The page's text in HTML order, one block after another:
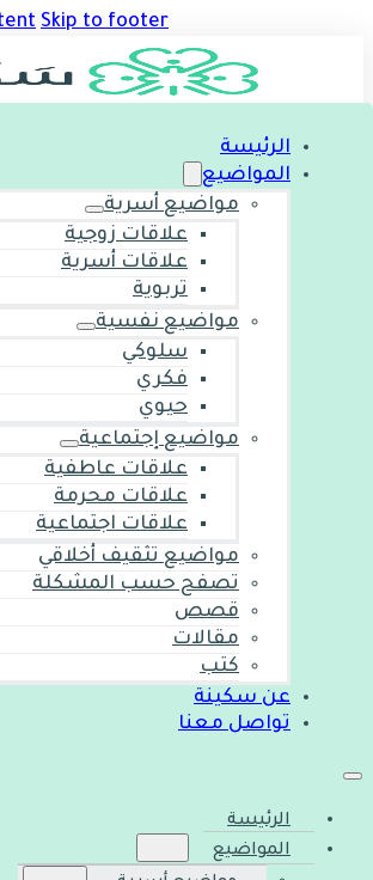
Skip to footer
الرئيسة
المواضيع
مواضيع أسرية
علاقات زوجية
علاقات أسرية
تربوية
مواضيع نفسية
سلوكي
فكري
حيوي
مواضيع إجتماعية
علاقات عاطفية
علاقات محرمة
علاقات اجتماعية
مواضيع تثقيف أخلاقي
تصفح حسب المشكلة
قصص
مقالات
كتب
عن سكينة
تواصل معنا
الرئيسة
المواضيع